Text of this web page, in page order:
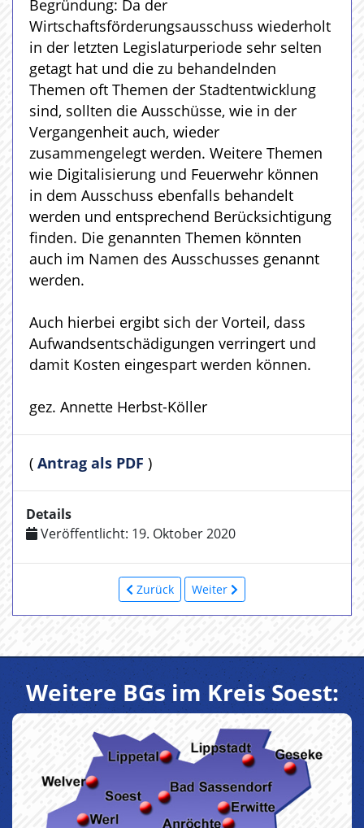
Begründung: Da der
Wirtschaftsförderungsausschuss wiederholt
in der letzten Legislaturperiode sehr selten
getagt hat und die zu behandelnden
Themen oft Themen der Stadtentwicklung
sind, sollten die Ausschüsse, wie in der
Vergangenheit auch, wieder
zusammengelegt werden. Weitere Themen
wie Digitalisierung und Feuerwehr können
in dem Ausschuss ebenfalls behandelt
werden und entsprechend Berücksichtigung
finden. Die genannten Themen könnten
auch im Namen des Ausschusses genannt
werden.
Auch hierbei ergibt sich der Vorteil, dass
Aufwandsentschädigungen verringert und
damit Kosten eingespart werden können.
gez. Annette Herbst-Köller
( Antrag als PDF )
Details
Veröffentlicht: 19. Oktober 2020
Zurück Weiter
Weitere BGs im Kreis Soest: